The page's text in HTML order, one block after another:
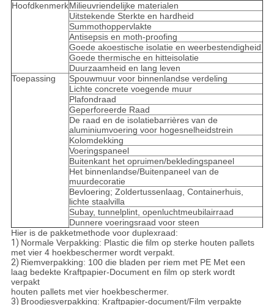
HoofdkenmerkMilieuvriendelijke materialen
Uitstekende Sterkte en hardheid
Summothoppervlakte
Antisepsis en moth-proofing
Goede akoestische isolatie en weerbestendigheid
Goede thermische en hitteisolatie
Duurzaamheid en lang leven
Toepassing
Spouwmuur voor binnenlandse verdeling
Lichte concrete voegende muur
Plafondraad
Geperforeerde Raad
De raad en de isolatiebarrières van de
aluminiumvoering voor hogesnelheidstrein
Kolomdekking
Voeringspaneel
Buitenkant het opruimen/bekledingspaneel
Het binnenlandse/Buitenpaneel van de
muurdecoratie
Bevloering; Zoldertussenlaag, Containerhuis,
lichte staalvilla
Subay, tunnelplint, openluchtmeubilairraad
Dunnere voeringsraad voor steen
Hier is de pakketmethode voor duplexraad:
1) Normale Verpakking: Plastic die film op sterke houten pallets
met vier 4 hoekbeschermer wordt verpakt.
2) Riemverpakking: 100 die bladen per riem met PE Met een
laag bedekte Kraftpapier-Document en film op sterk wordt
verpakt
houten pallets met vier hoekbeschermer.
3) Broodjesverpakking: Kraftpapier-document/Film verpakte